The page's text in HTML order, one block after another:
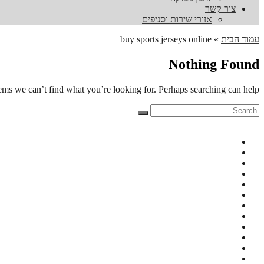
צור קשר
אזורי שירות וסניפים
עמוד הבית »
buy sports jerseys online
Nothing Found
we can’t find what you’re looking for. Perhaps searching can help.
Search
for:
Search